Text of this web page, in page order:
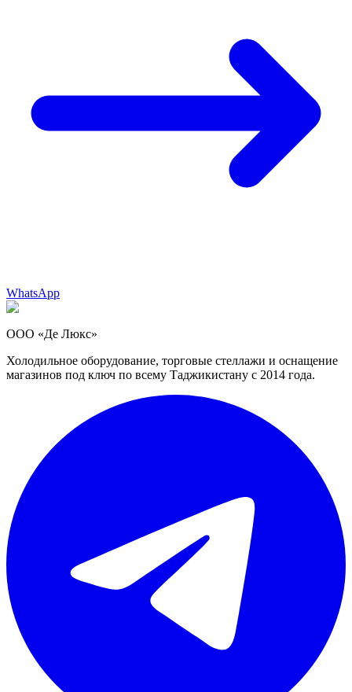
WhatsApp
ООО «Де Люкс»
Холодильное оборудование, торговые стеллажи и оснащение
магазинов под ключ по всему Таджикистану с 2014 года.